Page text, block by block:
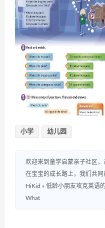
小学 幼儿园
欢迎来到童学启蒙亲子社区
在宝宝的成长路上，我们共同
HiKid » 低龄小朋友攻克英语
What